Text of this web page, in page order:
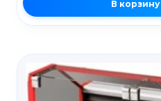
В корзину